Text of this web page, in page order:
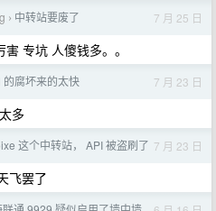
› 中转站要废了 7 月 25 日
专坑 人傻钱多。。
的腐坏来的太快 7 月 23 日
多
这个中转站， API 被盗刷了 7 月 23 日
飞罢了